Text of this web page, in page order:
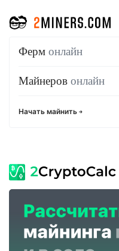
Ферм онлайн
Майнеров онлайн
Начать майнить